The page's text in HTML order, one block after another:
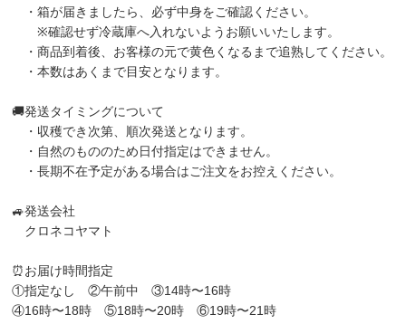
・箱が届きましたら、必ず中身をご確認ください。
※確認せず冷蔵庫へ入れないようお願いいたします。
・商品到着後、お客様の元で黄色くなるまで追熟してください。
・本数はあくまで目安となります。
🚚発送タイミングについて
・収穫でき次第、順次発送となります。
・自然のもののため日付指定はできません。
・長期不在予定がある場合はご注文をお控えください。
🚙発送会社
クロネコヤマト
⏰お届け時間指定
①指定なし ②午前中 ③14時〜16時
④16時〜18時 ⑤18時〜20時 ⑥19時〜21時